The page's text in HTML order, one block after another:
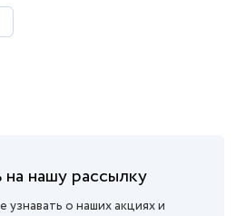
нашу рассылку
о наших акциях и